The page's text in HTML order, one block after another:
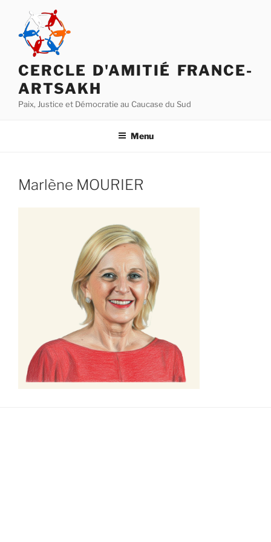
contenu
principal
CERCLE D'AMITIÉ FRANCE-
ARTSAKH
Paix, Justice et Démocratie au Caucase du Sud
Menu
Marlène MOURIER